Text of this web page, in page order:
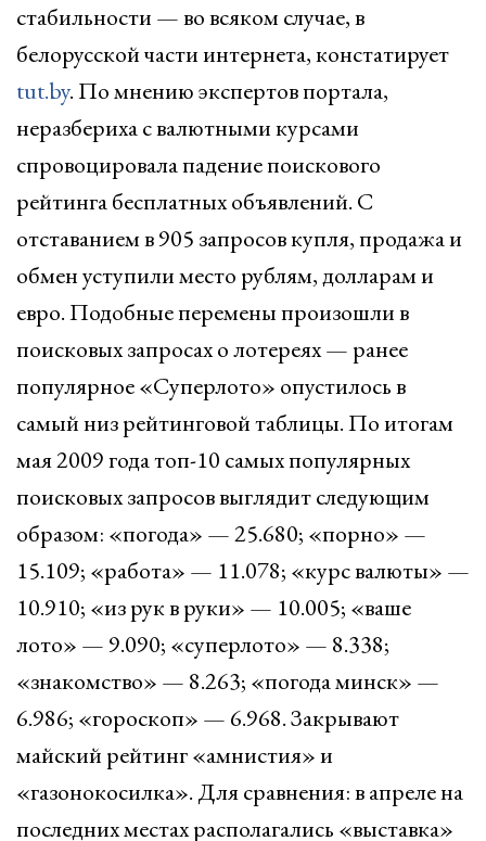
стабильности — во всяком случае, в
белорусской части интернета, констатирует
tut.by. По мнению экспертов портала,
неразбериха с валютными курсами
спровоцировала падение поискового
рейтинга бесплатных объявлений. С
отставанием в 905 запросов купля, продажа и
обмен уступили место рублям, долларам и
евро. Подобные перемены произошли в
поисковых запросах о лотереях — ранее
популярное «Суперлото» опустилось в
самый низ рейтинговой таблицы. По итогам
мая 2009 года топ-10 самых популярных
поисковых запросов выглядит следующим
образом: «погода» — 25.680; «порно» —
15.109; «работа» — 11.078; «курс валюты» —
10.910; «из рук в руки» — 10.005; «ваше
лото» — 9.090; «суперлото» — 8.338;
«знакомство» — 8.263; «погода минск» —
6.986; «гороскоп» — 6.968. Закрывают
майский рейтинг «амнистия» и
«газонокосилка». Для сравнения: в апреле на
последних местах располагались «выставка»